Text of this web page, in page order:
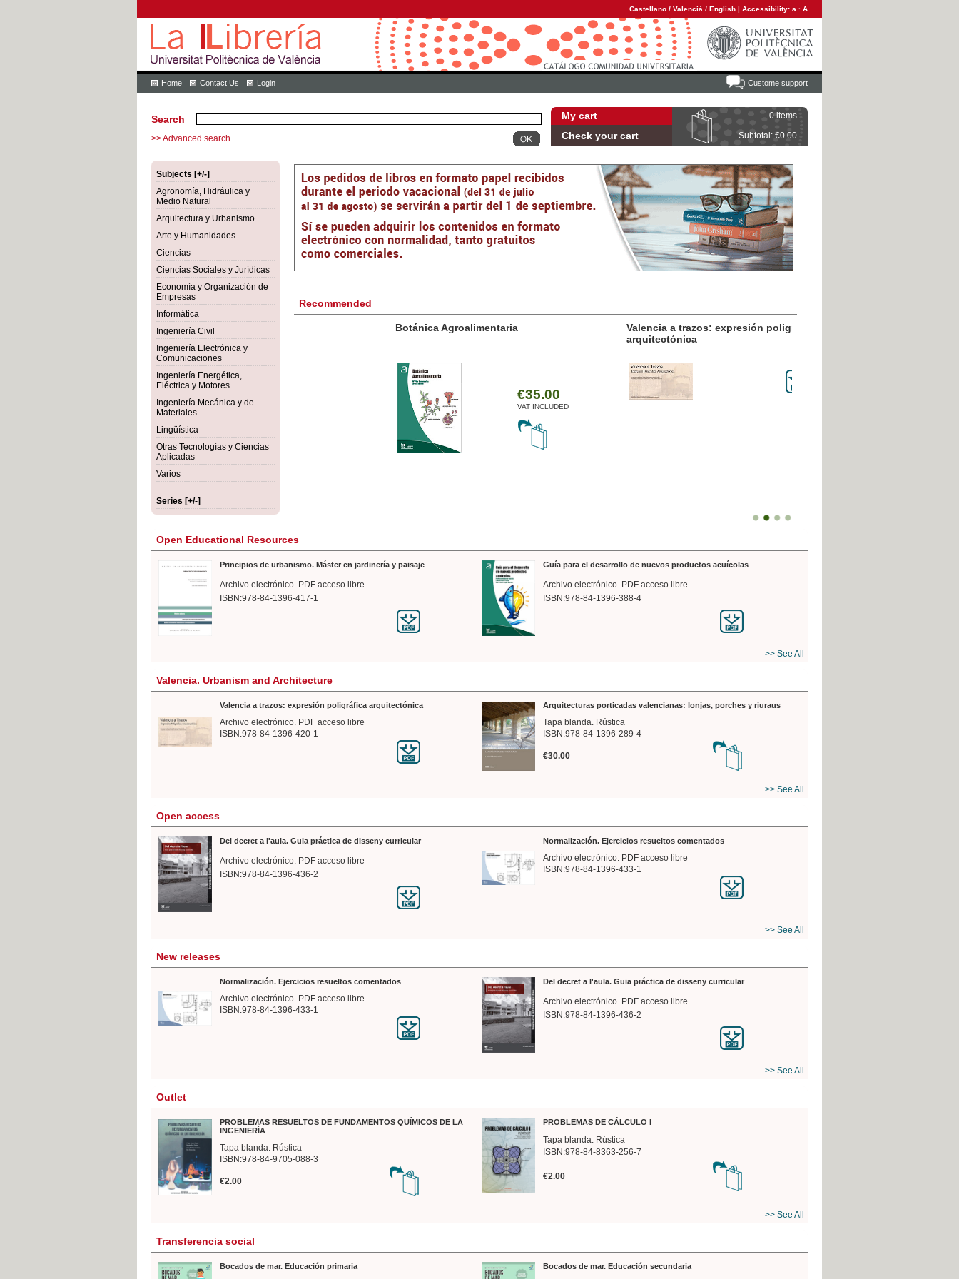
Castellano / Valencià / English | Accessibility: a · A
Custome support
Home Contact Us Login
My cart 0 items
Check your cart Subtotal: €0.00
Search
>> Advanced search
Subjects [+/-]
Agronomía, Hidráulica y
Medio Natural
Arquitectura y Urbanismo
Arte y Humanidades
Ciencias
Ciencias Sociales y Jurídicas
Economía y Organización de
Empresas
Informática
Ingeniería Civil
Ingeniería Electrónica y
Comunicaciones
Ingeniería Energética,
Eléctrica y Motores
Ingeniería Mecánica y de
Materiales
Lingüística
Otras Tecnologías y Ciencias
Aplicadas
Varios
Series [+/-]
Recommended
Botánica Agroalimentaria
€35.00
VAT INCLUDED
Valencia a trazos: expresión poligráfica
Open Educational Resources
Principios de urbanismo. Máster en jardinería y paisaje
Archivo electrónico. PDF acceso libre
ISBN:978-84-1396-417-1
Guía para el desarrollo de nuevos productos acuícolas
Archivo electrónico. PDF acceso libre
ISBN:978-84-1396-388-4
>> See All
Valencia. Urbanism and Architecture
Valencia a trazos: expresión poligráfica arquitectónica
Archivo electrónico. PDF acceso libre
ISBN:978-84-1396-420-1
Arquitecturas porticadas valencianas: lonjas, porches y riuraus
Tapa blanda. Rústica
ISBN:978-84-1396-289-4
€30.00
>> See All
Open access
Del decret a l'aula. Guia práctica de disseny curricular
Archivo electrónico. PDF acceso libre
ISBN:978-84-1396-436-2
Normalización. Ejercicios resueltos comentados
Archivo electrónico. PDF acceso libre
ISBN:978-84-1396-433-1
>> See All
New releases
Normalización. Ejercicios resueltos comentados
Archivo electrónico. PDF acceso libre
ISBN:978-84-1396-433-1
Del decret a l'aula. Guia práctica de disseny curricular
Archivo electrónico. PDF acceso libre
ISBN:978-84-1396-436-2
>> See All
Outlet
PROBLEMAS RESUELTOS DE FUNDAMENTOS QUÍMICOS DE LA
INGENIERÍA
Tapa blanda. Rústica
ISBN:978-84-9705-088-3
€2.00
PROBLEMAS DE CÁLCULO I
Tapa blanda. Rústica
ISBN:978-84-8363-256-7
€2.00
>> See All
Transferencia social
Bocados de mar. Educación primaria Bocados de mar. Educación secundaria